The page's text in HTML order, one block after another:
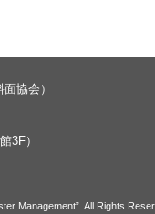
協会）
3F）
Management”. All Rights